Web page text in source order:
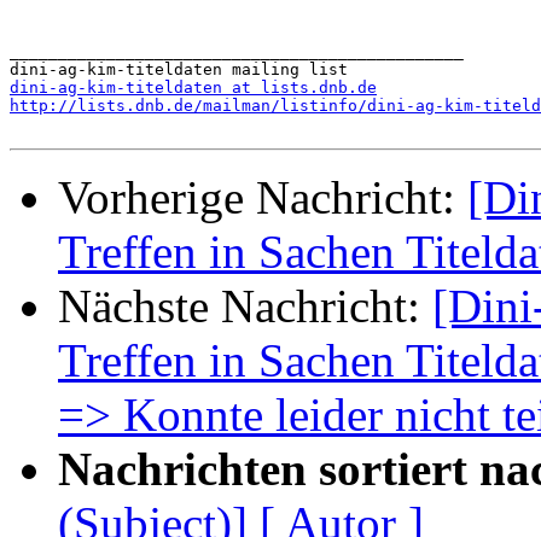
dini-ag-kim-titeldaten at lists.dnb.de
http://lists.dnb.de/mailman/listinfo/dini-ag-kim-
Vorherige Nachricht:
Treffen in Sachen
Nächste Nachricht:
Treffen in Sachen
=> Konnte leider nicht
Nachrichten sortiert
(Subject)] [ Autor ]